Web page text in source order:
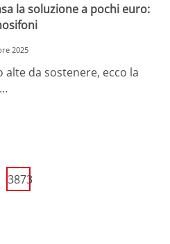
la soluzione a pochi euro:
2025
da sostenere, ecco la
3873